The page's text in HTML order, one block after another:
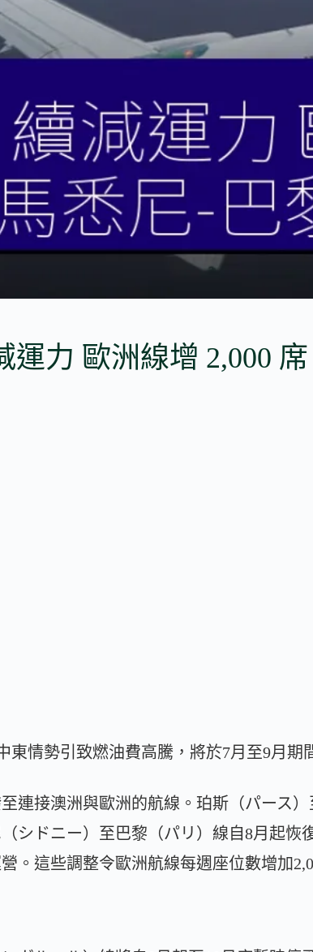
運力 歐洲線增 2,000
東情勢引致燃油費高騰，將於7月至9月期
連接澳洲與歐洲的航線。珀斯（パース
シドニー）至巴黎（パリ）線自8月起恢
。這些調整令歐洲航線每週座位數增加